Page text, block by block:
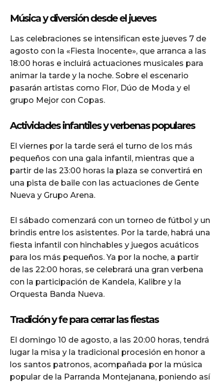
Música y diversión desde el jueves
Las celebraciones se intensifican este jueves 7 de
agosto con la «Fiesta Inocente», que arranca a las
18:00 horas e incluirá actuaciones musicales para
animar la tarde y la noche. Sobre el escenario
pasarán artistas como Flor, Dúo de Moda y el
grupo Mejor con Copas.
Actividades infantiles y verbenas populares
El viernes por la tarde será el turno de los más
pequeños con una gala infantil, mientras que a
partir de las 23:00 horas la plaza se convertirá en
una pista de baile con las actuaciones de Gente
Nueva y Grupo Arena.
El sábado comenzará con un torneo de fútbol y un
brindis entre los asistentes. Por la tarde, habrá una
fiesta infantil con hinchables y juegos acuáticos
para los más pequeños. Ya por la noche, a partir
de las 22:00 horas, se celebrará una gran verbena
con la participación de Kandela, Kalibre y la
Orquesta Banda Nueva.
Tradición y fe para cerrar las fiestas
El domingo 10 de agosto, a las 20:00 horas, tendrá
lugar la misa y la tradicional procesión en honor a
los santos patronos, acompañada por la música
popular de la Parranda Montejanana, poniendo así